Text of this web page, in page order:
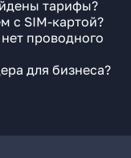
тарифы?
с SIM-картой?
проводного
для бизнеса?